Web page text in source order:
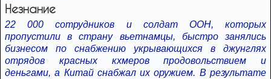
Незнание
22 000 сотрудников и солдат ООН, которых
пропустили в страну вьетнамцы, быстро занялись
бизнесом по снабжению укрывающихся в джунглях
отрядов красных кхмеров продовольствием и
деньгами, а Китай снабжал их оружием. В результате